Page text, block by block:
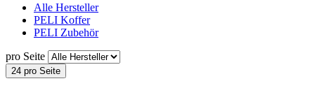
Alle Hersteller
PELI Koffer
PELI Zubehör
pro Seite
24 pro Seite